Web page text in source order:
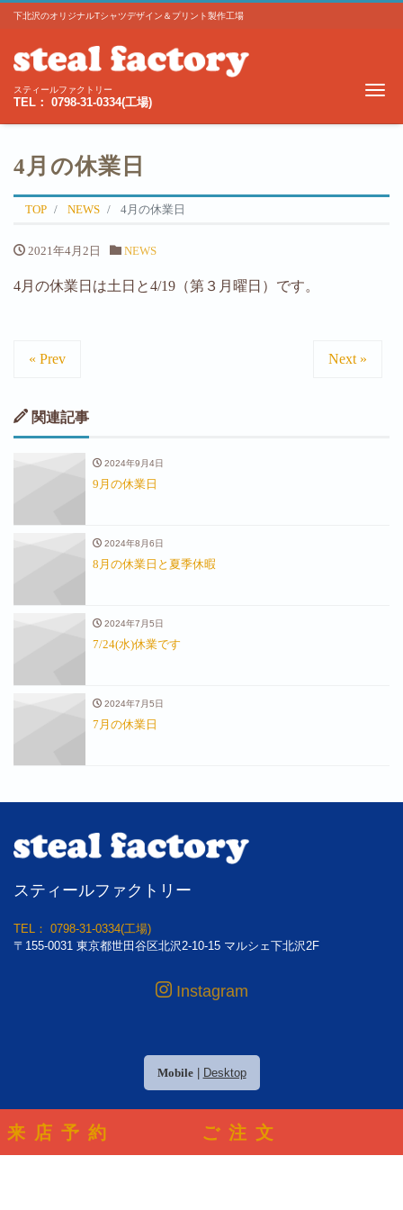
下北沢のオリジナルTシャツデザイン＆プリント製作工場
スティールファクトリー
TEL： 0798-31-0334(工場)
4月の休業日
TOP NEWS 4月の休業日
2021年4月2日 NEWS
4月の休業日は土日と4/19（第３月曜日）です。
« Prev Next »
関連記事
2024年9月4日
9月の休業日
2024年8月6日
8月の休業日と夏季休暇
2024年7月5日
7/24(水)休業です
2024年7月5日
7月の休業日
来店予約 ご注文
スティールファクトリー
TEL： 0798-31-0334(工場)
〒155-0031 東京都世田谷区北沢2-10-15 マルシェ下北沢2F
Instagram
Mobile| Desktop
イン＆プリント製作工場. All rights reserved.